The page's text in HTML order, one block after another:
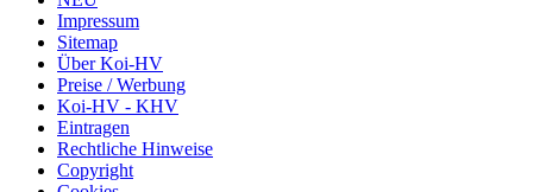
Impressum
Sitemap
Über Koi-HV
Preise / Werbung
Koi-HV - KHV
Eintragen
Rechtliche Hinweise
Copyright